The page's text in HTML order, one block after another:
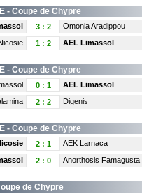
- Coupe de Chypre
3: 2 Omonia Aradippou
1: 2 AEL Limassol
- Coupe de Chypre
0: 1
AEL Limassol
2: 2 Digenis
- Coupe de Chypre
2: 1
AEK Larnaca
2: 0 Anorthosis Famagusta
de Chypre